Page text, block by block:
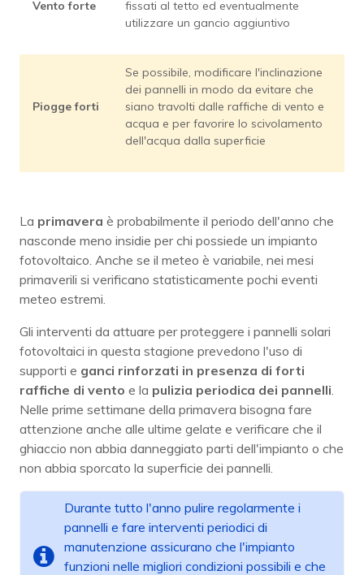
Vento forte
fissati al tetto ed eventualmente
utilizzare un gancio aggiuntivo
Piogge forti
Se possibile, modificare l'inclinazione
dei pannelli in modo da evitare che
siano travolti dalle raffiche di vento e
acqua e per favorire lo scivolamento
dell'acqua dalla superficie
La primavera è probabilmente il periodo dell'anno che
nasconde meno insidie per chi possiede un impianto
fotovoltaico. Anche se il meteo è variabile, nei mesi
primaverili si verificano statisticamente pochi eventi
meteo estremi.
Gli interventi da attuare per proteggere i pannelli solari
fotovoltaici in questa stagione prevedono l'uso di
supporti e ganci rinforzati in presenza di forti
raffiche di vento e la pulizia periodica dei pannelli
Nelle prime settimane della primavera bisogna fare
attenzione anche alle ultime gelate e verificare che il
ghiaccio non abbia danneggiato parti dell'impianto o che
non abbia sporcato la superficie dei pannelli.
Durante tutto l'anno pulire regolarmente i
pannelli e fare interventi periodici di
manutenzione assicurano che l'impianto
funzioni nelle migliori condizioni possibili e che